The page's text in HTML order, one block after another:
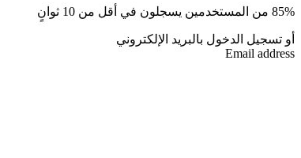
85% من المستخدمين يسجلون في أقل من 10 ثوانٍ
أو تسجيل الدخول بالبريد الإلكتروني
Email address